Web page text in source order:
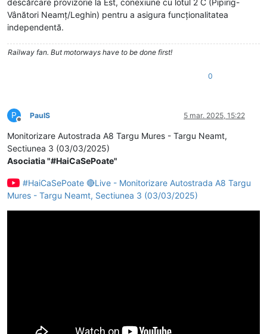
descărcare provizorie la Est, conexiune cu lotul 2 C (Pipirig-
Vânători Neamț/Leghin) pentru a asigura funcționalitatea
independentă.
Railway fan. But motorways have to be done first!
0
P
Deconectat
PaulS 5 mar. 2025, 15:22
Monitorizare Autostrada A8 Targu Mures - Targu Neamt,
Sectiunea 3 (03/03/2025)
Asociatia "#HaiCaSePoate"
#HaiCaSePoate 🔴Live - Monitorizare Autostrada A8 Targu
Mures - Targu Neamt, Sectiunea 3 (03/03/2025)